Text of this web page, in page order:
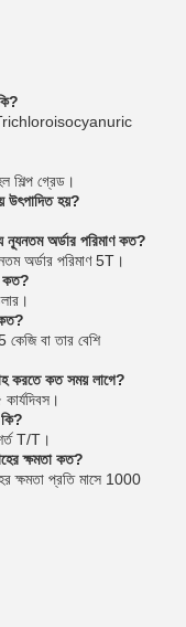
Trichloroisocyanuric
শিল্প গ্রেড।
উৎপাদিত হয়?
ন্যূনতম অর্ডার পরিমাণ কত?
অর্ডার পরিমাণ 5T।
কত?
কত?
কেজি বা তার বেশি
করতে কত সময় লাগে?
কি?
T/T।
ক্ষমতা কত?
ক্ষমতা প্রতি মাসে 1000